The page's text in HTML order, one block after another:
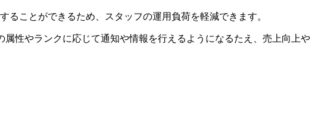
ことができるため、スタッフの運用負荷を軽減できます。
性やランクに応じて通知や情報を行えるようになるたえ、売上向上や